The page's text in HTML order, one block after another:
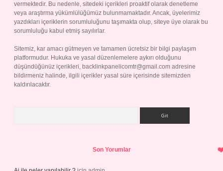
vermektedir. Bu nedenle, sitedeki içerikleri proaktif olarak denetleme
veya araştırma yükümlülüğümüz bulunmamaktadır. Ancak, üyelerimiz
yazdıkları içeriklerin sorumluluğunu taşımakta olup, siteye üye olarak bu
sorumluluğu kabul etmiş sayılırlar.
Sitemiz, kar amacı gütmeyen ve tamamen ücretsiz bir bilgi paylaşım
platformudur. Hukuka ve yasal düzenlemelere aykırı olduğunu
düşündüğünüz içerikleri, backlinkpanelicomtr@gmail.com adresine
bildirmeniz halinde, ilgili içerikler yasal süre içerisinde sitemizden
kaldırılacaktır.
Son Yorumlar